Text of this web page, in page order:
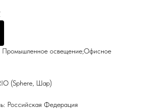
Промышленное освещение;Офисное
(Sphere, Шар)
Российская Федерация